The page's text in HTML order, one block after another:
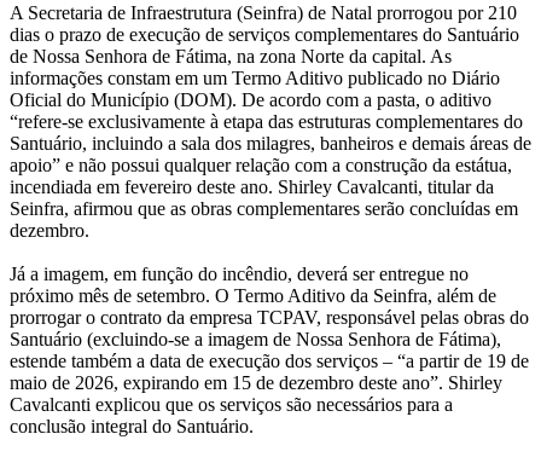
A Secretaria de Infraestrutura (Seinfra) de Natal prorrogou por 210
dias o prazo de execução de serviços complementares do Santuário
de Nossa Senhora de Fátima, na zona Norte da capital. As
informações constam em um Termo Aditivo publicado no Diário
Oficial do Município (DOM). De acordo com a pasta, o aditivo
“refere-se exclusivamente à etapa das estruturas complementares do
Santuário, incluindo a sala dos milagres, banheiros e demais áreas de
apoio” e não possui qualquer relação com a construção da estátua,
incendiada em fevereiro deste ano. Shirley Cavalcanti, titular da
Seinfra, afirmou que as obras complementares serão concluídas em
dezembro.
Já a imagem, em função do incêndio, deverá ser entregue no
próximo mês de setembro. O Termo Aditivo da Seinfra, além de
prorrogar o contrato da empresa TCPAV, responsável pelas obras do
Santuário (excluindo-se a imagem de Nossa Senhora de Fátima),
estende também a data de execução dos serviços – “a partir de 19 de
maio de 2026, expirando em 15 de dezembro deste ano”. Shirley
Cavalcanti explicou que os serviços são necessários para a
conclusão integral do Santuário.